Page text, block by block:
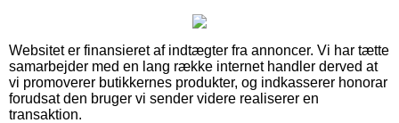
Websitet er finansieret af indtægter fra annoncer. Vi har tætte
samarbejder med en lang række internet handler derved at
vi promoverer butikkernes produkter, og indkasserer honorar
forudsat den bruger vi sender videre realiserer en
transaktion.